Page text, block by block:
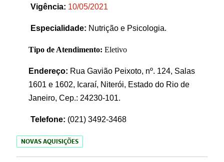
Vigência: 10/05/2021
Especialidade: Nutrição e Psicologia.
Tipo de Atendimento: Eletivo
Endereço: Rua Gavião Peixoto, nº. 124, Salas
1601 e 1602, Icaraí, Niterói, Estado do Rio de
Janeiro, Cep.: 24230-101.
Telefone: (021) 3492-3468
NOVAS AQUISIÇÕES